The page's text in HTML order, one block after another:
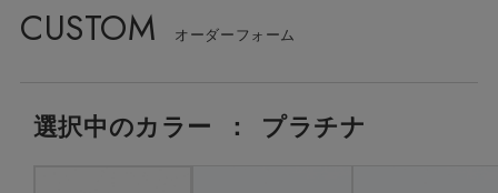
CUSTOM
選択中のカラー ： プラチナ